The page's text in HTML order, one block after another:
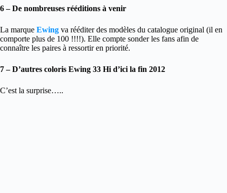
6 – De nombreuses rééditions à venir
La marque Ewing va rééditer des modèles du catalogue original (il en
comporte plus de 100 !!!!). Elle compte sonder les fans afin de
connaître les paires à ressortir en priorité.
7 – D’autres coloris Ewing 33 Hi d’ici la fin 2012
C’est la surprise…..